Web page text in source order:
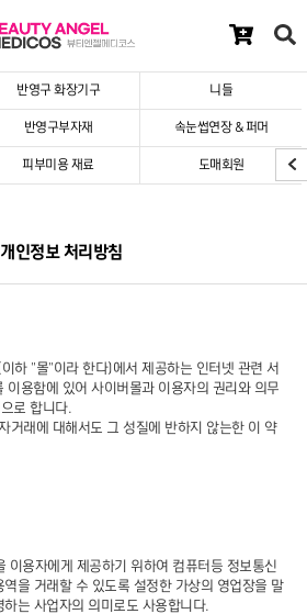
반영구 화장기구 니들
반영구부자재 속눈썹연장 & 퍼머
피부미용 재료 도매회원
개인정보 처리방침
하 "몰"이라 한다)에서 제공하는 인터넷 관련 서
이용함에 있어 사이버몰과 이용자의 권리와 의무
로 합니다.
거래에 대해서도 그 성질에 반하지 않는한 이 약
용자에게 제공하기 위하여 컴퓨터등 정보통신
을 거래할 수 있도록 설정한 가상의 영업장을 말
는 사업자의 의미로도 사용합니다.